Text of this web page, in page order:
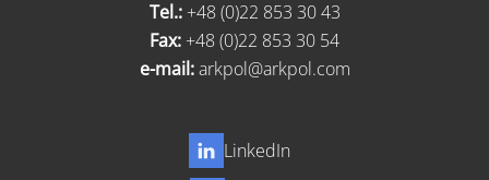
Tel.:+48 (0)22 853 30 43
Fax: +48 (0)22 853 30 54
e-mail:arkpol@arkpol.com
LinkedIn